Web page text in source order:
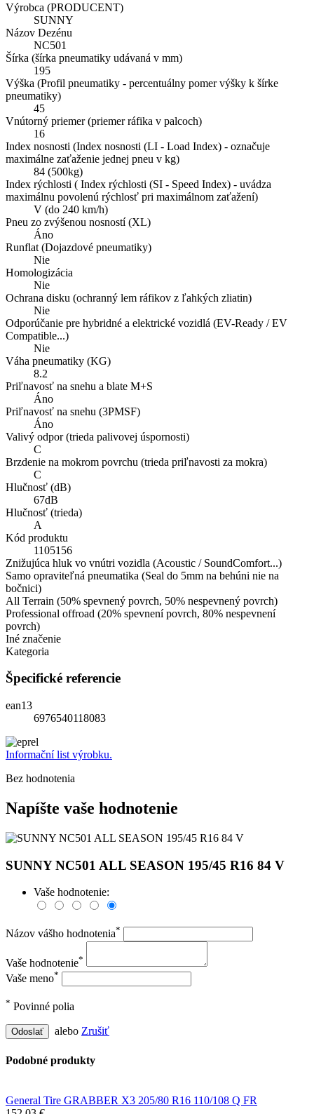
Výrobca (PRODUCENT)
SUNNY
Názov Dezénu
NC501
Šírka (šírka pneumatiky udávaná v mm)
195
Výška (Profil pneumatiky - percentuálny pomer výšky k šírke
pneumatiky)
45
Vnútorný priemer (priemer ráfika v palcoch)
16
Index nosnosti (Index nosnosti (LI - Load Index) - označuje
maximálne zaťaženie jednej pneu v kg)
84 (500kg)
Index rýchlosti ( Index rýchlosti (SI - Speed Index) - uvádza
maximálnu povolenú rýchlosť pri maximálnom zaťažení)
V (do 240 km/h)
Pneu zo zvýšenou nosností (XL)
Áno
Runflat (Dojazdové pneumatiky)
Nie
Homologizácia
Nie
Ochrana disku (ochranný lem ráfikov z ľahkých zliatin)
Nie
Odporúčanie pre hybridné a elektrické vozidlá (EV-Ready / EV
Compatible...)
Nie
Váha pneumatiky (KG)
8.2
Priľnavosť na snehu a blate M+S
Áno
Priľnavosť na snehu (3PMSF)
Áno
Valivý odpor (trieda palivovej úspornosti)
C
Brzdenie na mokrom povrchu (trieda priľnavosti za mokra)
C
Hlučnosť (dB)
67dB
Hlučnosť (trieda)
A
Kód produktu
1105156
Znižujúca hluk vo vnútri vozidla (Acoustic / SoundComfort...)
Samo opraviteľná pneumatika (Seal do 5mm na behúni nie na
bočnici)
All Terrain (50% spevnený povrch, 50% nespevnený povrch)
Professional offroad (20% spevnení povrch, 80% nespevnení
povrch)
Iné značenie
Kategoria
Špecifické referencie
ean13
6976540118083
Informační list výrobku.
Bez hodnotenia
Napíšte vaše hodnotenie
SUNNY NC501 ALL SEASON 195/45 R16 84 V
Vaše hodnotenie:
Názov vášho hodnotenia*
Vaše hodnotenie*
Vaše meno*
* Povinné polia
Odoslať alebo Zrušiť
Podobné produkty
General Tire GRABBER X3 205/80 R16 110/108 Q FR